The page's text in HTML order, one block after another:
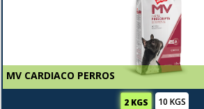
MV CARDIACO PERROS
2 KGS 10 KGS